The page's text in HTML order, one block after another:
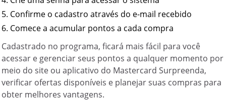
5. Confirme o cadastro através do e-mail recebido
Cadastrado no programa, ficará mais fácil para você
acessar e gerenciar seus pontos a qualquer momento por
meio do site ou aplicativo do Mastercard Surpreenda,
verificar ofertas disponíveis e planejar suas compras para
obter melhores vantagens.